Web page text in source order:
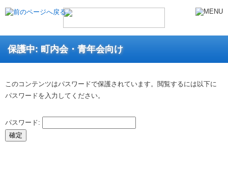
保護中: 町内会・青年会向け
このコンテンツはパスワードで保護されています。閲覧するには以下に
パスワードを入力してください。
パスワード: